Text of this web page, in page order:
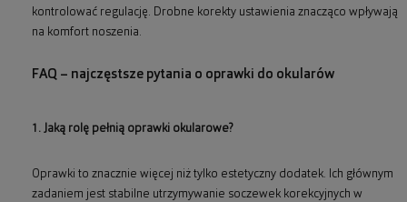
kontrolować regulację. Drobne korekty ustawienia znacząco wpływają
na komfort noszenia.
FAQ – najczęstsze pytania o oprawki do okularów
1. Jaką rolę pełnią oprawki okularowe?
Oprawki to znacznie więcej niż tylko estetyczny dodatek. Ich głównym
zadaniem jest stabilne utrzymywanie soczewek korekcyjnych w